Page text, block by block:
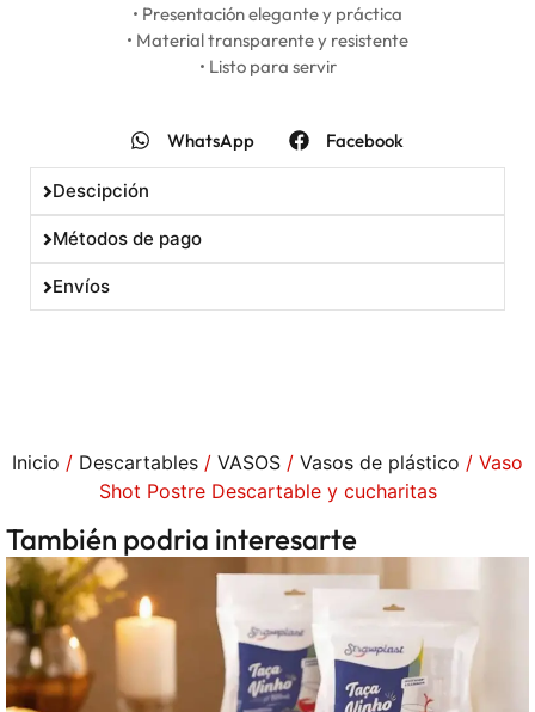
• Presentación elegante y práctica
• Material transparente y resistente
• Listo para servir
WhatsApp Facebook
Descipción
Métodos de pago
Envíos
Inicio / Descartables / VASOS / Vasos de plástico / Vaso
Shot Postre Descartable y cucharitas
También podria interesarte